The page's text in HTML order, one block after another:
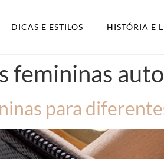
DICAS E ESTILOS HISTÓRIA E
femininas
para